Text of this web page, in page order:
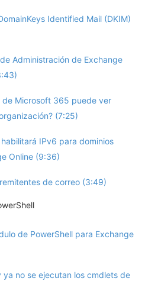
Identified Mail (DKIM)
Administración de Exchange
de Microsoft 365 puede ver
(7:25)
IPv6 para dominios
Online (9:36)
de correo (3:49)
de PowerShell para Exchange
ya no se ejecutan los cmdlets de